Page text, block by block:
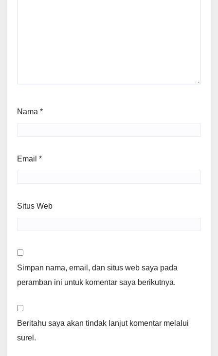
Nama *
Email *
Situs Web
Simpan nama, email, dan situs web saya pada
peramban ini untuk komentar saya berikutnya.
Beritahu saya akan tindak lanjut komentar melalui
surel.